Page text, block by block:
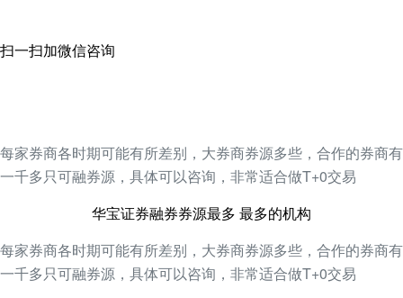
扫一扫加微信咨询
每家券商各时期可能有所差别，大券商券源多些，合作的券商有
一千多只可融券源，具体可以咨询，非常适合做T+0交易
华宝证券融券券源最多 最多的机构
每家券商各时期可能有所差别，大券商券源多些，合作的券商有
一千多只可融券源，具体可以咨询，非常适合做T+0交易